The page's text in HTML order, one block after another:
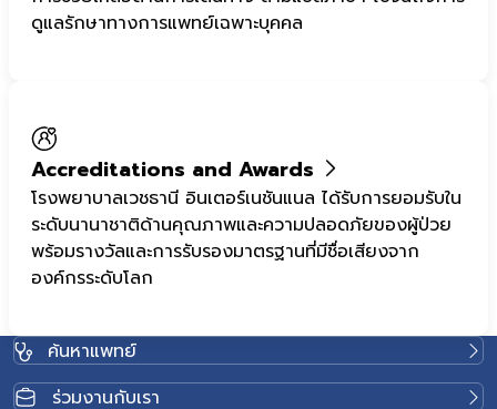
ดูแลรักษาทางการแพทย์เฉพาะบุคคล
Accreditations and Awards
โรงพยาบาลเวชธานี อินเตอร์เนชันแนล ได้รับการยอมรับใน
ระดับนานาชาติด้านคุณภาพและความปลอดภัยของผู้ป่วย
พร้อมรางวัลและการรับรองมาตรฐานที่มีชื่อเสียงจาก
องค์กรระดับโลก
ค้นหาแพทย์
ร่วมงานกับเรา